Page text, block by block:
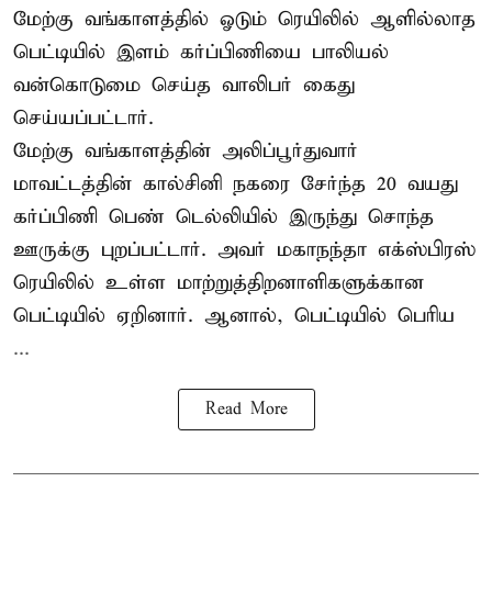
மேற்கு வங்காளத்தில் ஓடும் ரெயிலில் ஆளில்லாத
பெட்டியில் இளம் கர்ப்பிணியை பாலியல்
வன்கொடுமை செய்த வாலிபர் கைது
செய்யப்பட்டார்.
மேற்கு வங்காளத்தின் அலிப்பூர்துவார்
மாவட்டத்தின் கால்சினி நகரை சேர்ந்த 20 வயது
கர்ப்பிணி பெண் டெல்லியில் இருந்து சொந்த
ஊருக்கு புறப்பட்டார். அவர் மகாநந்தா எக்ஸ்பிரஸ்
ரெயிலில் உள்ள மாற்றுத்திறனாளிகளுக்கான
பெட்டியில் ஏறினார். ஆனால், பெட்டியில் பெரிய
...
Read More